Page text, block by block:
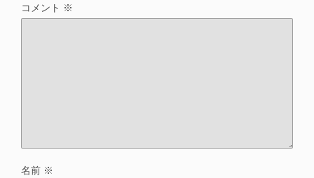
コメント ※
名前 ※